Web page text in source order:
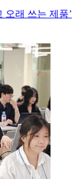
오래 쓰는 제품’